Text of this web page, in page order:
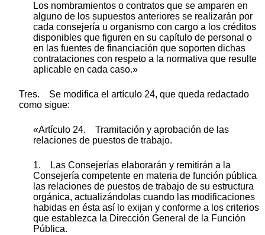
Los nombramientos o contratos que se amparen en
alguno de los supuestos anteriores se realizarán por
cada consejería u organismo con cargo a los créditos
disponibles que figuren en su capítulo de personal o
en las fuentes de financiación que soporten dichas
contrataciones con respeto a la normativa que resulte
aplicable en cada caso.»
Tres. Se modifica el artículo 24, que queda redactado
como sigue:
«Artículo 24. Tramitación y aprobación de las
relaciones de puestos de trabajo.
1. Las Consejerías elaborarán y remitirán a la
Consejería competente en materia de función pública
las relaciones de puestos de trabajo de su estructura
orgánica, actualizándolas cuando las modificaciones
habidas en ésta así lo exijan y conforme a los criterios
que establezca la Dirección General de la Función
Pública.